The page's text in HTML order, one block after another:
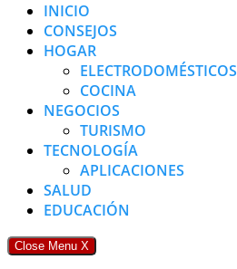
INICIO
CONSEJOS
HOGAR
ELECTRODOMÉSTICOS
COCINA
NEGOCIOS
TURISMO
TECNOLOGÍA
APLICACIONES
SALUD
EDUCACIÓN
Close Menu X